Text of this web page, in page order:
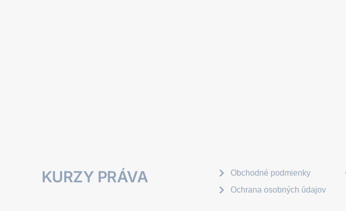
KURZY PRÁVA
Obchodné podmienky
Ochrana osobných údajov